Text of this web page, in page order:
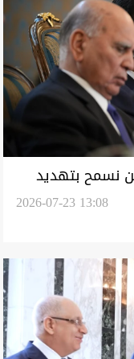
نسمح بتهديد
2026-07-23 13:08